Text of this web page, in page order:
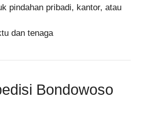
pindahan pribadi, kantor, atau
dan tenaga
Bondowoso